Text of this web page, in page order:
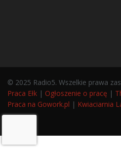
© 2025 Radio5. Wszelkie prawa
Praca Ełk | Ogłoszenie o pracę |
Praca na Gowork.pl | Kwiaciarnia